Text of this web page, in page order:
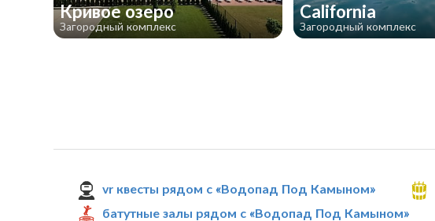
Кривое озеро
Загородный комплекс
California
Загородный комплекс
vr квесты рядом с «Водопад Под Камыном»
батутные залы рядом с «Водопад Под Камыном»